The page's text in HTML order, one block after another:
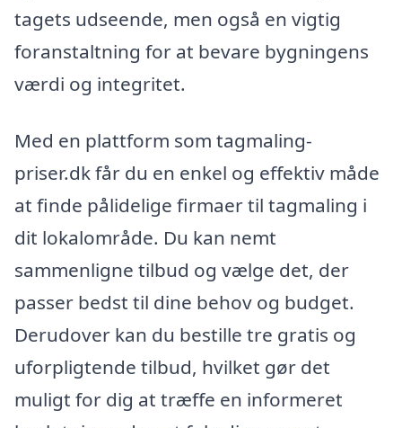
tagets udseende, men også en vigtig
foranstaltning for at bevare bygningens
værdi og integritet.
Med en plattform som tagmaling-
priser.dk får du en enkel og effektiv måde
at finde pålidelige firmaer til tagmaling i
dit lokalområde. Du kan nemt
sammenligne tilbud og vælge det, der
passer bedst til dine behov og budget.
Derudover kan du bestille tre gratis og
uforpligtende tilbud, hvilket gør det
muligt for dig at træffe en informeret